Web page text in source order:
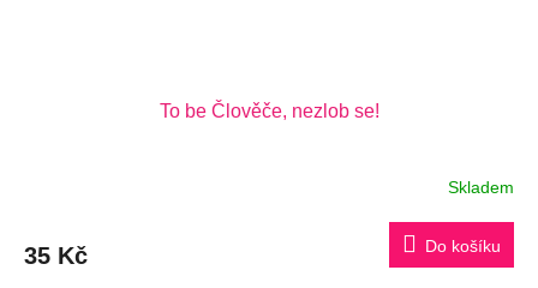
To be Člověče, nezlob se!
Skladem
35 Kč Do košíku